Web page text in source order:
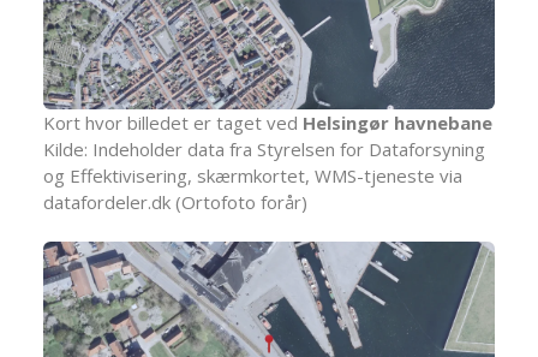
Kort hvor billedet er taget ved Helsingør havnebane
Kilde: Indeholder data fra Styrelsen for Dataforsyning
og Effektivisering, skærmkortet, WMS-tjeneste via
datafordeler.dk (Ortofoto forår)